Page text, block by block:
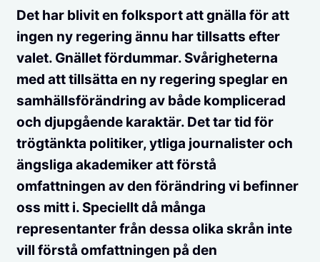
Det har blivit en folksport att gnälla för att
ingen ny regering ännu har tillsatts efter
valet. Gnället fördummar. Svårigheterna
med att tillsätta en ny regering speglar en
samhällsförändring av både komplicerad
och djupgående karaktär. Det tar tid för
trögtänkta politiker, ytliga journalister och
ängsliga akademiker att förstå
omfattningen av den förändring vi befinner
oss mitt i. Speciellt då många
representanter från dessa olika skrån inte
vill förstå omfattningen på den